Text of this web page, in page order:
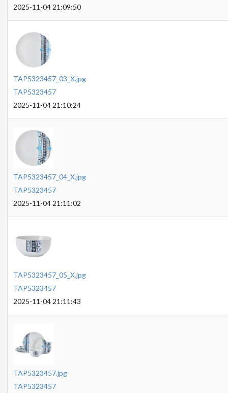
2025-11-04 21:09:50
TAP5323457_03_X.jpg
TAP5323457
2025-11-04 21:10:24
TAP5323457_04_X.jpg
TAP5323457
2025-11-04 21:11:02
TAP5323457_05_X.jpg
TAP5323457
2025-11-04 21:11:43
TAP5323457.jpg
TAP5323457